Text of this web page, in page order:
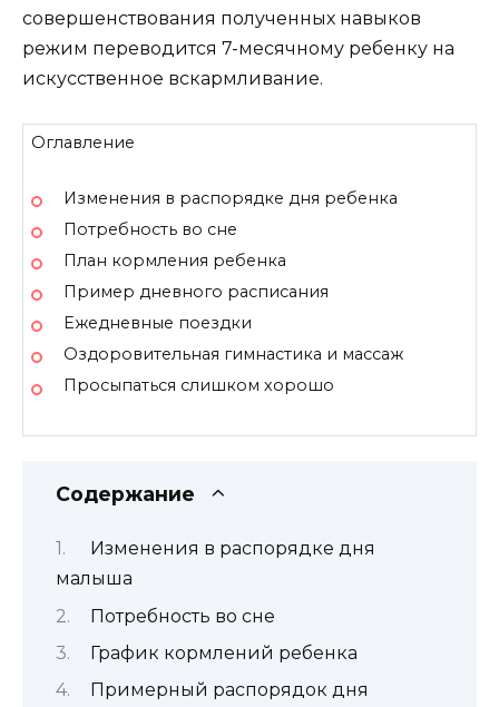
совершенствования полученных навыков
режим переводится 7-месячному ребенку на
искусственное вскармливание.
Оглавление
Изменения в распорядке дня ребенка
Потребность во сне
План кормления ребенка
Пример дневного расписания
Ежедневные поездки
Оздоровительная гимнастика и массаж
Просыпаться слишком хорошо
Содержание
Изменения в распорядке дня
малыша
Потребность во сне
График кормлений ребенка
Примерный распорядок дня